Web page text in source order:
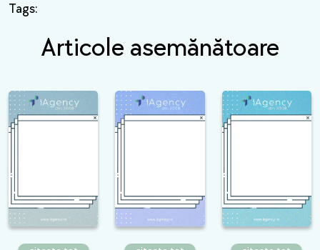
Tags:
Articole asemănătoare